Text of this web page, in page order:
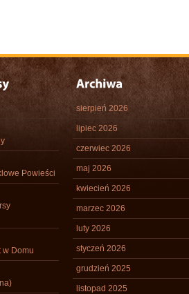
Powieści
w Domu
sierpień 2026
lipiec 2026
czerwiec 2026
maj 2026
kwiecień 2026
marzec 2026
luty 2026
styczeń 2026
grudzień 2025
listopad 2025